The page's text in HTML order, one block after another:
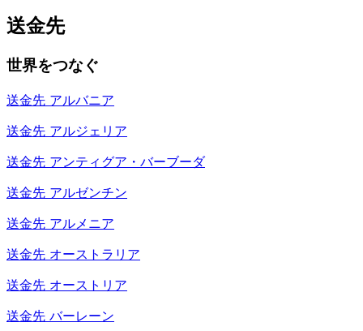
送金先
世界をつなぐ
送金先 アルバニア
送金先 アルジェリア
送金先 アンティグア・バーブーダ
送金先 アルゼンチン
送金先 アルメニア
送金先 オーストラリア
送金先 オーストリア
送金先 バーレーン